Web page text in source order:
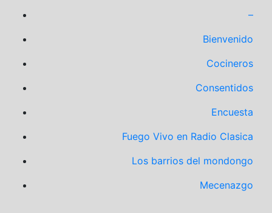
–
Bienvenido
Cocineros
Consentidos
Encuesta
Fuego Vivo en Radio Clasica
Los barrios del mondongo
Mecenazgo